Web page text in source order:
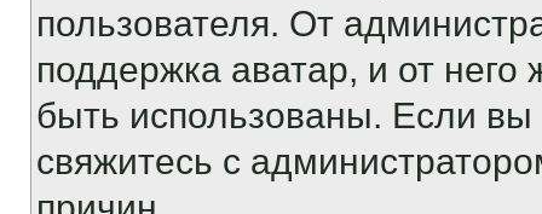
пользователя. От
поддержка аватар, и от него
быть использованы. Если
свяжитесь с